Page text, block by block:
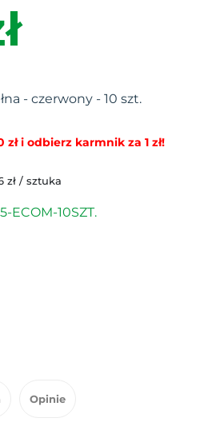
- czerwony - 10 szt.
i odbierz karmnik za 1 zł!
zł / sztuka
ECOM-10SZT.
Opinie